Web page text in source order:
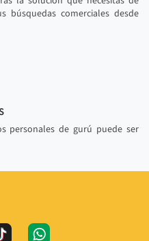
búsquedas comerciales desde
personales de gurú puede ser